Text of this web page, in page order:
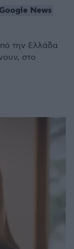
News
την Ελλάδα
στο